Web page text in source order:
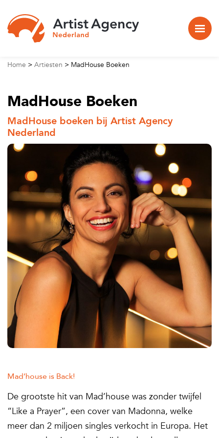
Home > Artiesten > MadHouse Boeken
MadHouse Boeken
MadHouse boeken bij Artist Agency
Nederland
Mad’house is Back!
De grootste hit van Mad’house was zonder twijfel
“Like a Prayer”, een cover van Madonna, welke
meer dan 2 miljoen singles verkocht in Europa. Het